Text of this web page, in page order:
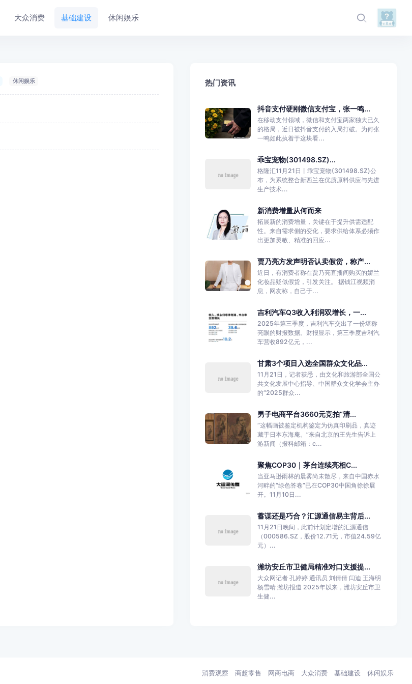
大众消费 基础建设 休闲娱乐
休闲娱乐 热门资讯
抖音支付硬刚微信支付宝，张一鸣...
在移动支付领域，微信和支付宝两家独大已久
的格局，近日被抖音支付的入局打破。为何张
一鸣如此执着于这块看...
乖宝宠物(301498.SZ)...
格隆汇11月21日丨乖宝宠物(301498.SZ)公
布，为系统整合新西兰在优质原料供应与先进
生产技术...
新消费增量从何而来
拓展新的消费增量，关键在于提升供需适配
性。来自需求侧的变化，要求供给体系必须作
出更加灵敏、精准的回应...
贾乃亮方发声明否认卖假货，称产...
近日，有消费者称在贾乃亮直播间购买的娇兰
化妆品疑似假货，引发关注。 据钱江视频消
息，网友称，自己于...
吉利汽车Q3收入利润双增长，一...
2025年第三季度，吉利汽车交出了一份堪称
亮眼的财报数据。财报显示，第三季度吉利汽
车营收892亿元，...
甘肃3个项目入选全国群众文化品...
11月21日，记者获悉，由文化和旅游部全国公
共文化发展中心指导、中国群众文化学会主办
的“2025群众...
男子电商平台3660元竞拍“清...
“这幅画被鉴定机构鉴定为仿真印刷品，真迹
藏于日本东海庵。”来自北京的王先生告诉上
游新闻（报料邮箱：c...
聚焦COP30｜茅台连续亮相C...
当亚马逊雨林的晨雾尚未散尽，来自中国赤水
河畔的“绿色答卷”已在COP30中国角徐徐展
开。11月10日...
蓄谋还是巧合？汇源通信易主背后...
11月21日晚间，此前计划定增的汇源通信
（000586.SZ，股价12.71元，市值24.59亿
元）...
潍坊安丘市卫健局精准对口支援提...
大众网记者 孔婷婷 通讯员 刘倩倩 闫迪 王海明
杨雪晴 潍坊报道 2025年以来，潍坊安丘市卫
生健...
消费观察 商超零售 网商电商 大众消费 基础建设 休闲娱乐